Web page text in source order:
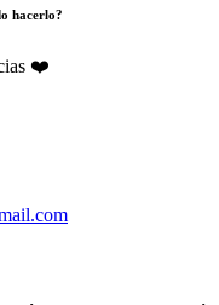
hacerlo?
❤️